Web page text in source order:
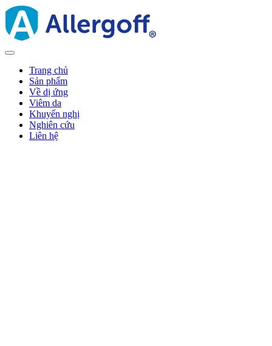
Trang chủ
Sản phẩm
Về dị ứng
Viêm da
Khuyến nghị
Nghiên cứu
Liên hệ